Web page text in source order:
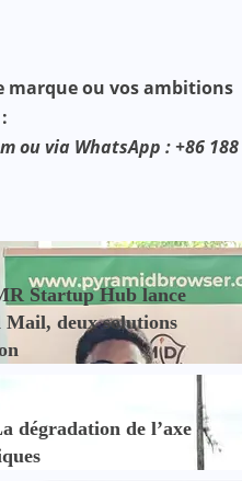
marque ou vos ambitions
ou via WhatsApp : +86 188
Startup Hub lance
deux solutions
dégradation de l’axe